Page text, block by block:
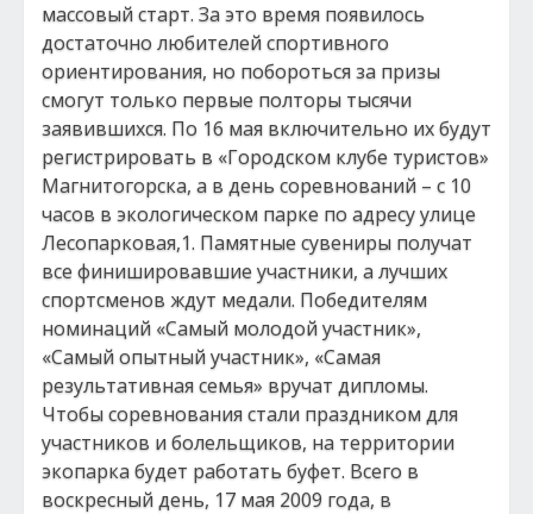
массовый старт. За это время появилось
достаточно любителей спортивного
ориентирования, но побороться за призы
смогут только первые полторы тысячи
заявившихся. По 16 мая включительно их будут
регистрировать в «Городском клубе туристов»
Магнитогорска, а в день соревнований – с 10
часов в экологическом парке по адресу улице
Лесопарковая,1. Памятные сувениры получат
все финишировавшие участники, а лучших
спортсменов ждут медали. Победителям
номинаций «Самый молодой участник»,
«Самый опытный участник», «Самая
результативная семья» вручат дипломы.
Чтобы соревнования стали праздником для
участников и болельщиков, на территории
экопарка будет работать буфет. Всего в
воскресный день, 17 мая 2009 года, в